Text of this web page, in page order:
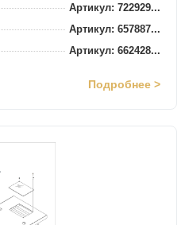
Артикул: 722929...
Артикул: 657887...
Артикул: 662428...
Подробнее >